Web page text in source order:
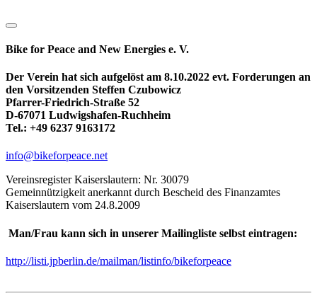
Bike for Peace and New Energies e. V.
Der Verein hat sich aufgelöst am 8.10.2022 evt. Forderungen an
den Vorsitzenden Steffen Czubowicz
Pfarrer-Friedrich-Straße 52
D-67071 Ludwigshafen-Ruchheim
Tel.: +49 6237 9163172
info@bikeforpeace.net
Vereinsregister Kaiserslautern: Nr. 30079
Gemeinnützigkeit anerkannt durch Bescheid des Finanzamtes
Kaiserslautern vom 24.8.2009
Man/Frau kann sich in unserer Mailingliste selbst eintragen:
http://listi.jpberlin.de/mailman/listinfo/bikeforpeace